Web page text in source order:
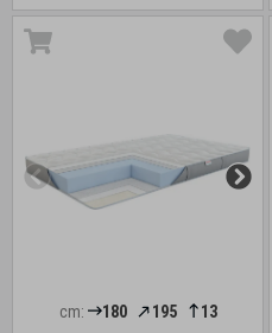
cm: 180 195
13